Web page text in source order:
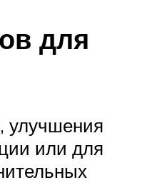
для
улучшения
или для